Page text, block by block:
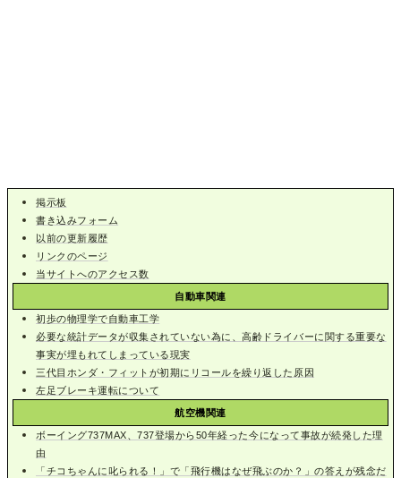
掲示板
書き込みフォーム
以前の更新履歴
リンクのページ
当サイトへのアクセス数
自動車関連
初歩の物理学で自動車工学
必要な統計データが収集されていない為に、高齢ドライバーに関する重要な
事実が埋もれてしまっている現実
三代目ホンダ・フィットが初期にリコールを繰り返した原因
左足ブレーキ運転について
航空機関連
ボーイング737MAX、737登場から50年経った今になって事故が続発した理
由
「チコちゃんに叱られる！」で「飛行機はなぜ飛ぶのか？」の答えが残念だ